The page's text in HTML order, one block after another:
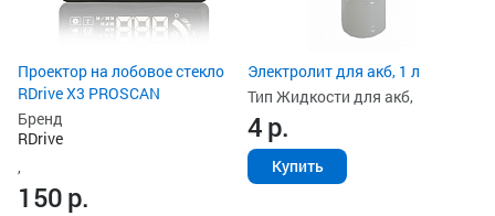
Проектор на лобовое стекло
RDrive X3 PROSCAN
Бренд
RDrive
,
150р.
Электролит для акб, 1 л
Тип Жидкости для акб,
4р.
Купить